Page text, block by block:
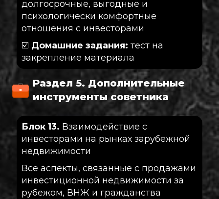
долгосрочные, выгодные и
психологически комфортные
отношения с инвесторами
☑️ Домашние задания: тест на
закрепление материала
Раздел 5. Дополнительные
инструменты советника
Блок 13. Взаимодействие с
инвесторами на рынках зарубежной
недвижимости
Все аспекты, связанные с продажами
инвестиционной недвижимости за
рубежом, ВНЖ и гражданства